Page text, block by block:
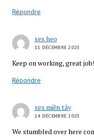
Répondre
sex heo
11 DÉCEMBRE 2025
Keep on working, great job!
Répondre
sex miền tây
14 DÉCEMBRE 2025
We stumbled over here